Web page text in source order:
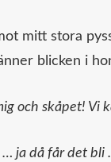
mitt stora
blicken i
och skåpet! Vi
… ja då får det bli